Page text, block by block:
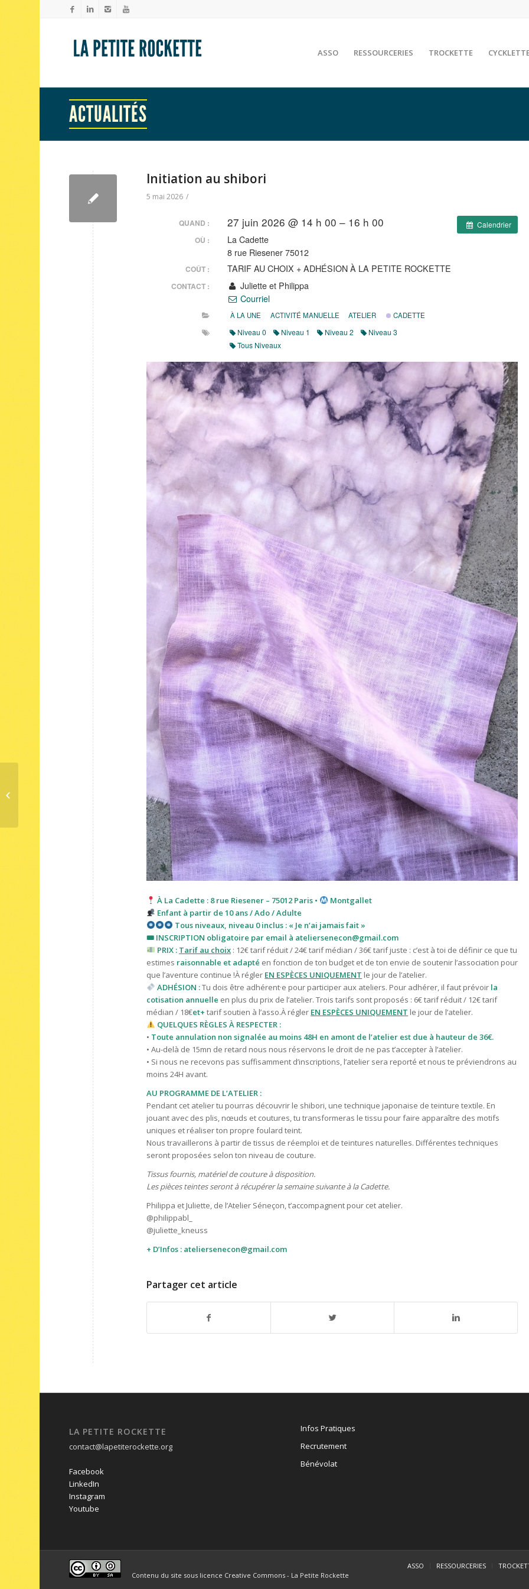
ASSO RESSOURCERIES TROCKETTE
ACTUALITÉS
Initiation au shibori
5 mai 2026 /
Calendrier
QUAND : 27 juin 2026 @ 14 h 00 – 16 h 00
OÙ :
La Cadette
8 rue Riesener 75012
COÛT : TARIF AU CHOIX + ADHÉSION À LA PETITE ROCKETTE
CONTACT :
Juliette et Philippa
Courriel
À LA UNE ACTIVITÉ MANUELLE ATELIER CADETTE
Niveau 0 Niveau 1 Niveau 2
Niveau 3
Tous Niveaux
À La Cadette : 8 rue Riesener – 75012 Paris •
Montgallet
Enfant à partir de 10 ans / Ado / Adulte
Tous niveaux, niveau 0 inclus : « Je n’ai jamais fait »
🎟 INSCRIPTION obligatoire par email à ateliersenecon@gmail.com
PRIX : Tarif au choix : 12€ tarif réduit / 24€ tarif médian / 36€ tarif juste : c’est à toi de définir ce que tu
estimes raisonnable et adapté en fonction de ton budget et de ton envie de soutenir l’association pour
que l’aventure continue !À régler EN ESPÈCES UNIQUEMENT le jour de l’atelier.
ADHÉSION :Tu dois être adhérent·e pour participer aux ateliers. Pour adhérer, il faut prévoir la
cotisation annuelle en plus du prix de l’atelier. Trois tarifs sont proposés : 6€ tarif réduit / 12€ tarif
médian / 18€et+ tarifsoutien à l’asso.À régler EN ESPÈCES UNIQUEMENT le jour de l’atelier.
QUELQUES RÈGLES À RESPECTER :
• Toute annulation non signalée au moins 48H en amont de l’atelier est due à hauteur de 36€.
• Au-delà de 15mn de retard nous nous réservons le droit de ne pas t’accepter à l’atelier.
• Si nous ne recevons pas suffisamment d’inscriptions, l’atelier sera reporté et nous te préviendrons au
moins 24H avant.
AU PROGRAMME DE L’ATELIER :
Pendant cet atelier tu pourras découvrir le shibori, une technique japonaise de teinture textile. En
jouant avec des plis, nœuds et coutures, tu transformeras le tissu pour faire apparaître des motifs
uniques et réaliser ton propre foulard teint.
Nous travaillerons à partir de tissus de réemploi et de teintures naturelles. Différentes techniques
seront proposées selon ton niveau de couture.
Tissus fournis, matériel de couture à disposition.
Les pièces teintes seront à récupérer la semaine suivante à la Cadette.
Philippa et Juliette, de l’Atelier Séneçon, t’accompagnent pour cet atelier.
@philippabl_
@juliette_kneuss
+ D’Infos : ateliersenecon@gmail.com
Partager cet article
LA PETITE ROCKETTE
contact@lapetiterockette.org
Facebook
LinkedIn
Instagram
Youtube
Infos Pratiques
Recrutement
Bénévolat
Contenu du site sous licence Creative Commons - La Petite Rockette
ASSO RESSOURCERIES
Atelier Tapis en Crochet